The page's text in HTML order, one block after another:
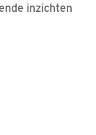
inzichten